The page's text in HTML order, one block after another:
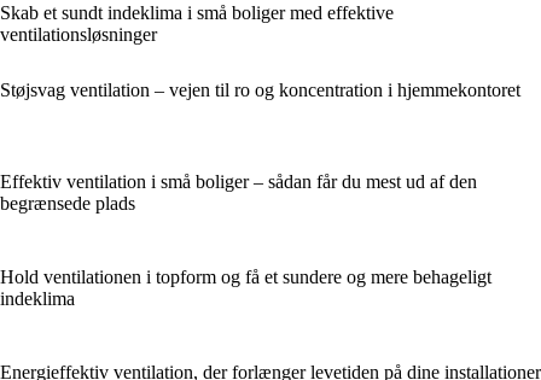
Skab et sundt indeklima i små boliger med effektive
ventilationsløsninger
Støjsvag ventilation – vejen til ro og koncentration i hjemmekontoret
Effektiv ventilation i små boliger – sådan får du mest ud af den
begrænsede plads
Hold ventilationen i topform og få et sundere og mere behageligt
indeklima
Energieffektiv ventilation, der forlænger levetiden på dine installationer